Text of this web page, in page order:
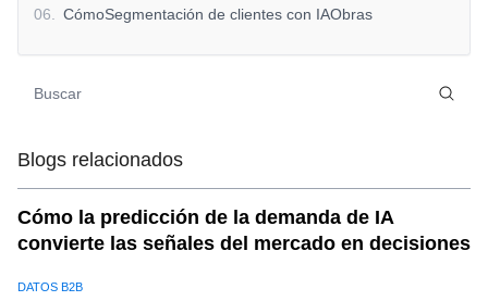
06
CómoSegmentación de clientes con IAObras
d.Aprendizaje continuo y ajustes dinámicos
por IA
12. Cómo implementarloSegmentación de clientes con IA
Blogs relacionados
Cómo la predicción de la demanda de IA
convierte las señales del mercado en decisiones
DATOS B2B